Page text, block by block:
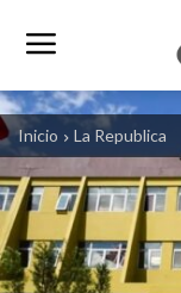
Inicio La Republica